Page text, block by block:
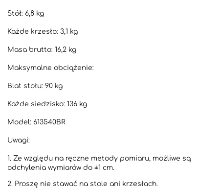
Stół: 6,8 kg
Każde krzesło: 3,1 kg
Masa brutto: 16,2 kg
Maksymalne obciążenie:
Blat stołu: 90 kg
Każde siedzisko: 136 kg
Model: 613540BR
Uwagi:
1. Ze względu na ręczne metody pomiaru, możliwe są
odchylenia wymiarów do ±1 cm.
2. Proszę nie stawać na stole ani krzesłach.